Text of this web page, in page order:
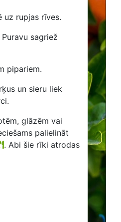
uz rupjas rīves.
sagriež
pipariem.
un sieru liek
glāzēm vai
palielināt
. Abi šie rīki atrodas